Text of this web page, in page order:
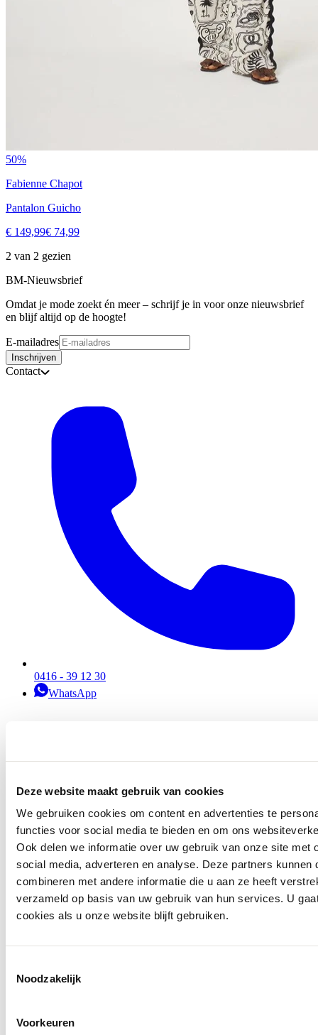
Deze website maakt gebruik van cookies
We gebruiken cookies om content en advertenties te
functies voor social media te bieden en om ons
Ook delen we informatie over uw gebruik van onze site met
social media, adverteren en analyse. Deze partners kunnen
combineren met andere informatie die u aan ze heeft
verzameld op basis van uw gebruik van hun services. U
cookies als u onze website blijft gebruiken.
Noodzakelijk
Voorkeuren
50%
Fabienne Chapot
Pantalon Guicho
€ 149,99€ 74,99
2 van 2 gezien
BM-Nieuwsbrief
Omdat je mode zoekt én meer – schrijf je in voor onze nieuwsbrief
en blijf altijd op de hoogte!
E-mailadres
Inschrijven
Contact
0416 - 39 12 30
WhatsApp
info@ballegooyenmodes.com